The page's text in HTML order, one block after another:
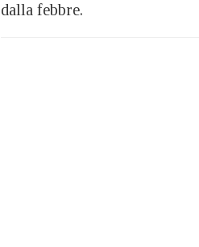
dalla febbre.